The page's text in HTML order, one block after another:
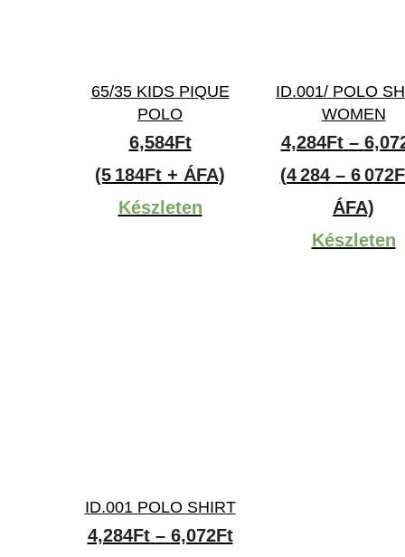
65/35 KIDS PIQUE
POLO
6,584Ft
(5 184Ft + ÁFA)
Készleten
ID.001/ POLO
WOMEN
4,284Ft –
(4 284 – 6
ÁFA)
Készleten
ID.001 POLO SHIRT
4,284Ft – 6,072FtÁrtartomány: